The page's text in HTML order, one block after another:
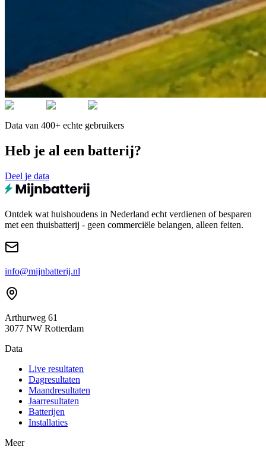
Data van 400+ echte gebruikers
Heb je al een batterij?
Deel je data
Ontdek wat huishoudens in Nederland echt verdienen of besparen
met een thuisbatterij - geen commerciële belangen, alleen feiten.
info@mijnbatterij.nl
Arthurweg 61
3077 NW Rotterdam
Data
Live resultaten
Dagresultaten
Maandresultaten
Jaarresultaten
Batterijen
Installaties
Meer